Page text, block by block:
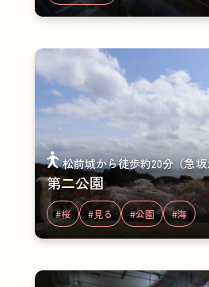
松前城から徒歩約20分（急
第二公園
#桜 #見る #公園 #海